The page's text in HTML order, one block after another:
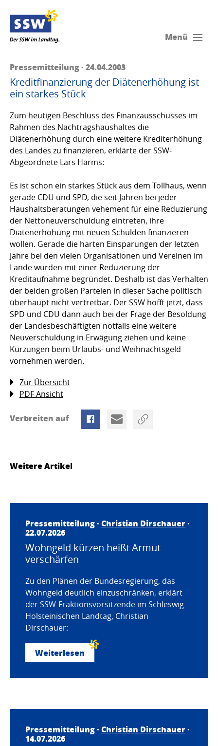
Menü
Pressemitteilung · 24.04.2003
Kreditfinanzierung der Diätenerhöhung ist
ein starkes Stück
Zum heutigen Beschluss des Finanzausschusses im
Rahmen des Nachtragshaushaltes die
Diätenerhöhung durch eine weitere Krediterhöhung
des Landes zu finanzieren, erklärte der SSW-
Abgeordnete Lars Harms:
Es ist schon ein starkes Stück aus dem Tollhaus, wenn
gerade CDU und SPD, die seit Jahren bei jeder
Haushaltsberatungen vehement für eine Reduzierung
der Nettoneuverschuldung eintreten, ihre
Diätenerhöhung mit neuen Schulden finanzieren
wollen. Gerade die harten Einsparungen der letzten
Jahre bei den vielen Organisationen und Vereinen im
Lande wurden mit einer Reduzierung der
Kreditaufnahme begründet. Deshalb ist das Verhalten
der beiden großen Parteien in dieser Sache politisch
überhaupt nicht vertretbar. Der SSW hofft jetzt, dass
SPD und CDU dann auch bei der Frage der Besoldung
der Landesbeschäftigten notfalls eine weitere
Neuverschuldung in Erwägung ziehen und keine
Kürzungen beim Urlaubs- und Weihnachtsgeld
vornehmen werden.
Zur Übersicht
PDF Ansicht
Verbreiten auf
Weitere Artikel
Pressemitteilung · Christian Dirschauer·
22.07.2026
Wohngeld kürzen heißt Armut
verschärfen
Zu den Plänen der Bundesregierung, das
Wohngeld deutlich einzuschränken, erklärt
der SSW-Fraktionsvorsitzende im Schleswig-
Holsteinischen Landtag, Christian
Dirschauer:
Weiterlesen
Pressemitteilung · Christian Dirschauer·
14.07.2026